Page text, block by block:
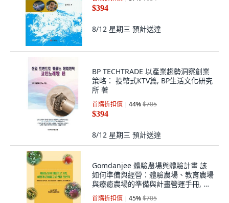
$394
8/12 星期三 預計送達
BP TECHTRADE 以產業趨勢洞察創業
策略： 投幣式KTV篇, BP生活文化研究
所 著
首購折扣價 44%$705
$394
8/12 星期三 預計送達
Gomdanjee 體驗農場與體驗計畫 該
如何準備與經營：體驗農場、教育農場
與療癒農場的準備與計畫營運手冊, 如
何籌備並經營體驗農場及體驗專案, 金
首購折扣價 45%$705